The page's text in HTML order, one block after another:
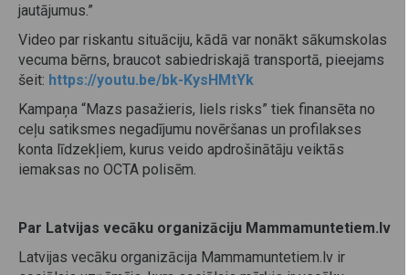
jautājumus.”
Video par riskantu situāciju, kādā var nonākt sākumskolas
vecuma bērns, braucot sabiedriskajā transportā, pieejams
šeit: https://youtu.be/bk-KysHMtYk
Kampaņa “Mazs pasažieris, liels risks” tiek finansēta no
ceļu satiksmes negadījumu novēršanas un profilakses
konta līdzekļiem, kurus veido apdrošinātāju veiktās
iemaksas no OCTA polisēm.
Par Latvijas vecāku organizāciju Mammamuntetiem.lv
Latvijas vecāku organizācija Mammamuntetiem.lv ir